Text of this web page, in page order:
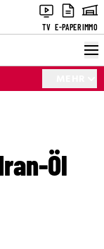
TV E-PAPERIMMO
Öl